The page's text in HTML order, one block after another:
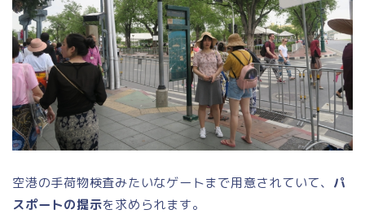
空港の手荷物検査みたいなゲートまで用意されていて、 パ
スポートの提示を求められます。